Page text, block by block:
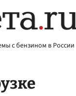
с бензином в России